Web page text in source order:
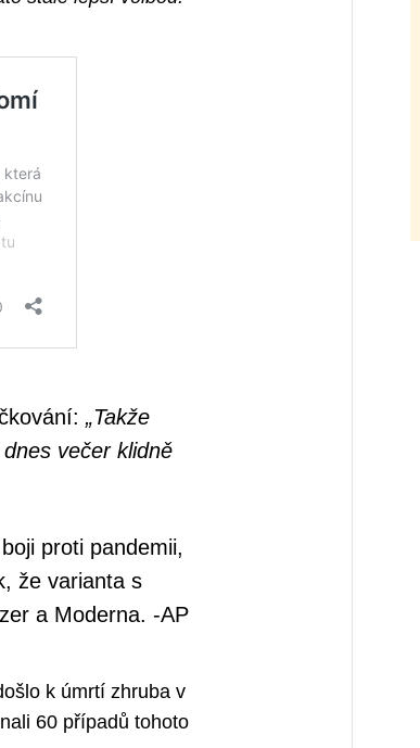
„Takže
večer klidně
proti pandemii,
že varianta s
a Moderna. -AP
k úmrtí zhruba v
60 případů tohoto